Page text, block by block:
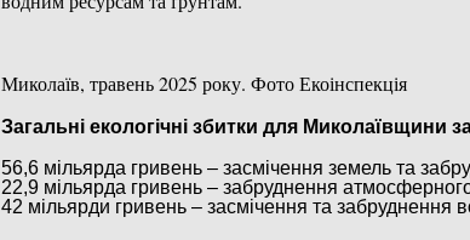
Миколаїв, травень 2025 року. Фото Екоінспекція
Загальні екологічні збитки для Миколаївщини
56,6 мільярда гривень – засмічення земель та
22,9 мільярда гривень – забруднення
42 мільярди гривень – засмічення та забруднення